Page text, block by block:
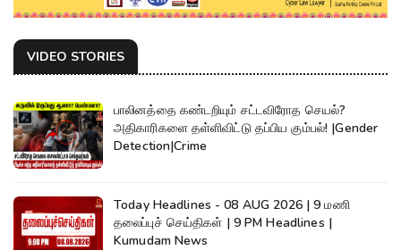
VIDEO STORIES
பாலினத்தை கண்டறியும் சட்டவிரோத செயல்?
அதிகாரிகளை தள்ளிவிட்டு தப்பிய கும்பல்! |Gender
Detection|Crime
Today Headlines - 08 AUG 2026 | 9 மணி
தலைப்புச் செய்திகள் | 9 PM Headlines |
Kumudam News